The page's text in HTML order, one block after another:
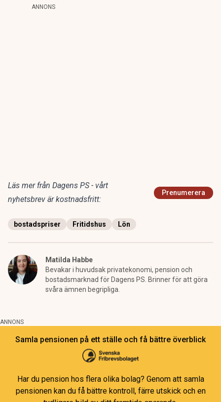
ANNONS
Läs mer från Dagens PS - vårt
nyhetsbrev är kostnadsfritt:
Prenumerera
bostadspriser Fritidshus Lön
Matilda Habbe
Bevakar i huvudsak privatekonomi, pension och
bostadsmarknad för Dagens PS. Brinner för att göra
svåra ämnen begripliga.
ANNONS
Samla pensionen på ett ställe och få bättre överblick
Har du pension hos flera olika bolag? Genom att samla
pensionen kan du få bättre kontroll, färre utskick och en